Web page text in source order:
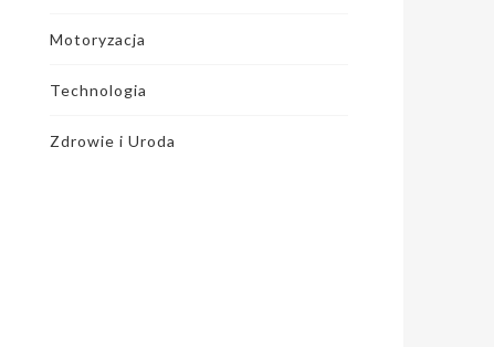
Motoryzacja
Technologia
Zdrowie i Uroda